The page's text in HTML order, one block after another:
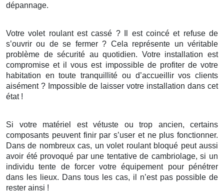
dépannage.
Votre volet roulant est cassé ? Il est coincé et refuse de
s’ouvrir ou de se fermer ? Cela représente un véritable
problème de sécurité au quotidien. Votre installation est
compromise et il vous est impossible de profiter de votre
habitation en toute tranquillité ou d’accueillir vos clients
aisément ? Impossible de laisser votre installation dans cet
état !
Si votre matériel est vétuste ou trop ancien, certains
composants peuvent finir par s’user et ne plus fonctionner.
Dans de nombreux cas, un volet roulant bloqué peut aussi
avoir été provoqué par une tentative de cambriolage, si un
individu tente de forcer votre équipement pour pénétrer
dans les lieux. Dans tous les cas, il n’est pas possible de
rester ainsi !